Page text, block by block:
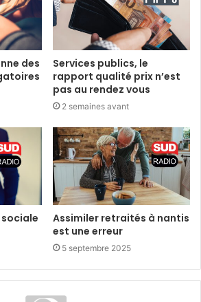
des
Services publics, le
rapport qualité prix n’est
pas au rendez vous
2 semaines avant
sociale
Assimiler retraités à nantis
est une erreur
5 septembre 2025